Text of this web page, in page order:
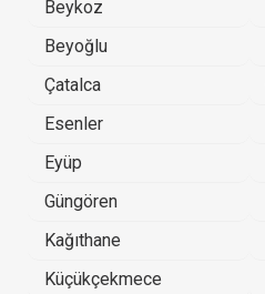
Beykoz
Beyoğlu
Çatalca
Esenler
Eyüp
Güngören
Kağıthane
Küçükçekmece